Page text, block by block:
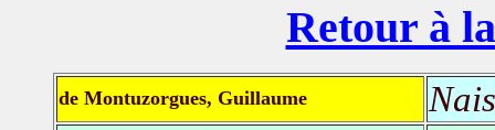
Retour à
de Montuzorgues, Guillaume